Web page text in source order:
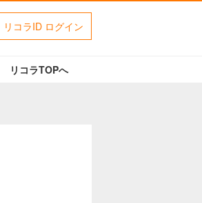
リコラID ログイン
リコラTOPへ